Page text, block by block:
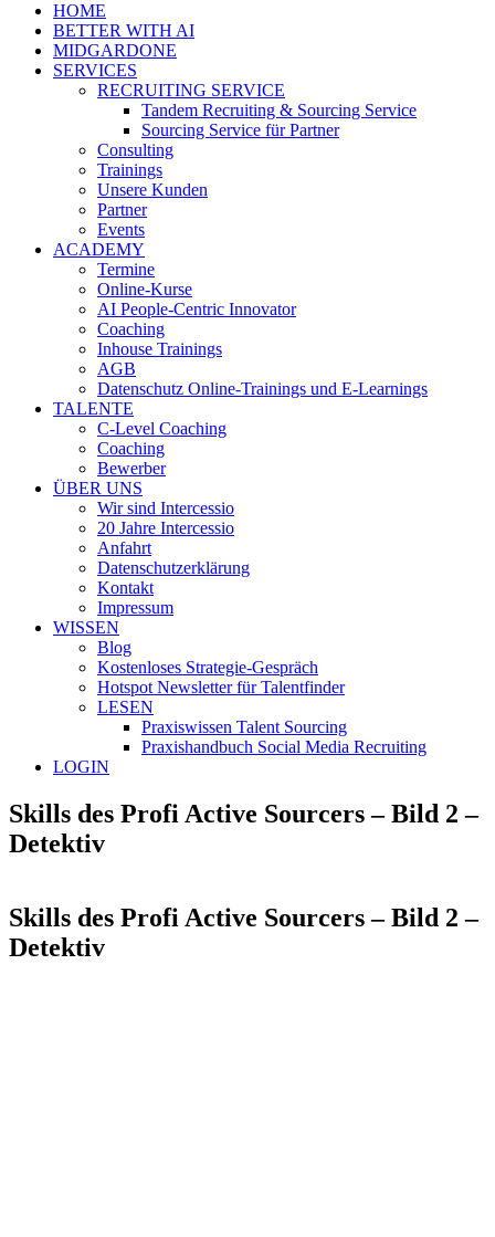
HOME
BETTER WITH AI
MIDGARDONE
SERVICES
RECRUITING SERVICE
Tandem Recruiting & Sourcing Service
Sourcing Service für Partner
Consulting
Trainings
Unsere Kunden
Partner
Events
ACADEMY
Termine
Online-Kurse
AI People-Centric Innovator
Coaching
Inhouse Trainings
AGB
Datenschutz Online-Trainings und E-Learnings
TALENTE
C-Level Coaching
Coaching
Bewerber
ÜBER UNS
Wir sind Intercessio
20 Jahre Intercessio
Anfahrt
Datenschutzerklärung
Kontakt
Impressum
WISSEN
Blog
Kostenloses Strategie-Gespräch
Hotspot Newsletter für Talentfinder
LESEN
Praxiswissen Talent Sourcing
Praxishandbuch Social Media Recruiting
LOGIN
Skills des Profi Active Sourcers – Bild 2 –
Detektiv
Skills des Profi Active Sourcers – Bild 2 –
Detektiv